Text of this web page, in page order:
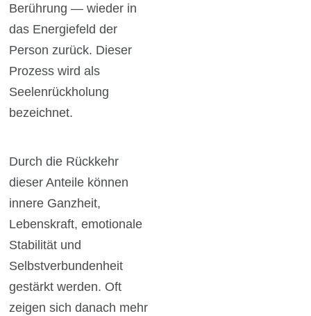
Berührung — wieder in
das Energiefeld der
Person zurück. Dieser
Prozess wird als
Seelenrückholung
bezeichnet.
Durch die Rückkehr
dieser Anteile können
innere Ganzheit,
Lebenskraft, emotionale
Stabilität und
Selbstverbundenheit
gestärkt werden. Oft
zeigen sich danach mehr